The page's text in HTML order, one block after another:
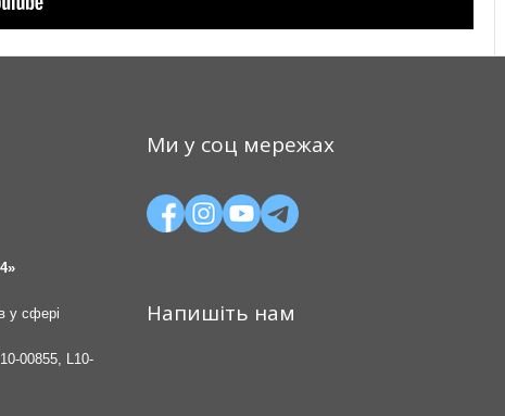
у сфері
00855, L10-
Ми у соц мережах
Напишіть нам